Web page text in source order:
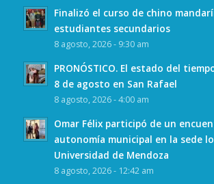
Finalizó el curso de chino
estudiantes secundarios
8 agosto, 2026 - 9:30 am
PRONÓSTICO. El estado del
8 de agosto en San Rafael
8 agosto, 2026 - 4:00 am
Omar Félix participó de un
autonomía municipal en la sede
Universidad de Mendoza
8 agosto, 2026 - 12:42 am